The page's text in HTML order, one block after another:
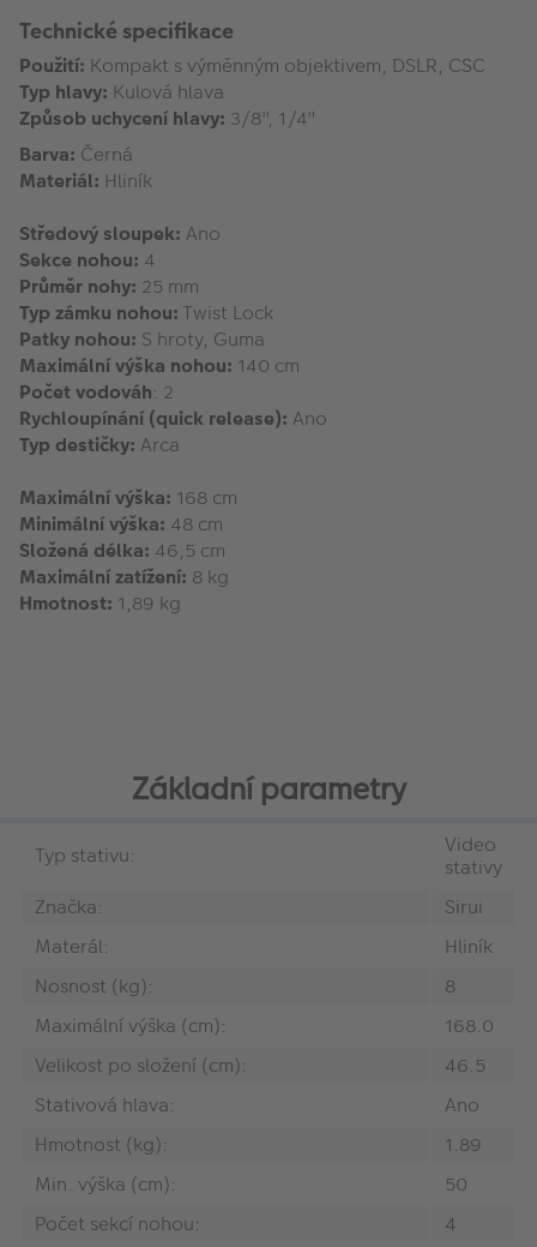
Technické specifikace
Použití: Kompakt s výměnným objektivem, DSLR, CSC
Typ hlavy: Kulová hlava
Způsob uchycení hlavy: 3/8", 1/4"
Barva: Černá
Materiál: Hliník
Středový sloupek: Ano
Sekce nohou: 4
Průměr nohy: 25 mm
Typ zámku nohou: Twist Lock
Patky nohou: S hroty, Guma
Maximální výška nohou: 140 cm
Počet vodováh: 2
Rychloupínání (quick release): Ano
Typ destičky: Arca
Maximální výška: 168 cm
Minimální výška: 48 cm
Složená délka: 46,5 cm
Maximální zatížení: 8 kg
Hmotnost: 1,89 kg
Základní parametry
Typ stativu:
Video
stativy
Značka:
Sirui
Materál:
Hliník
Nosnost (kg):
8
Maximální výška (cm):
168.0
Velikost po složení (cm):
46.5
Stativová hlava:
Ano
Hmotnost (kg):
1.89
Min. výška (cm):
50
Počet sekcí nohou:
4